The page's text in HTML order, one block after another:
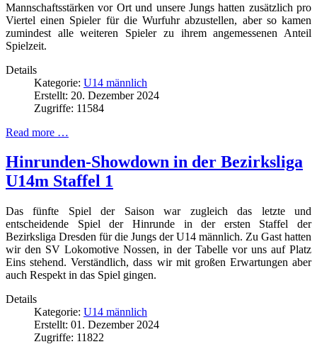
Mannschaftsstärken vor Ort und unsere Jungs hatten zusätzlich pro
Viertel einen Spieler für die Wurfuhr abzustellen, aber so kamen
zumindest alle weiteren Spieler zu ihrem angemessenen Anteil
Spielzeit.
Details
Kategorie: U14 männlich
Erstellt: 20. Dezember 2024
Zugriffe: 11584
Read more …
Hinrunden-Showdown in der Bezirksliga
U14m Staffel 1
Das fünfte Spiel der Saison war zugleich das letzte und
entscheidende Spiel der Hinrunde in der ersten Staffel der
Bezirksliga Dresden für die Jungs der U14 männlich. Zu Gast hatten
wir den SV Lokomotive Nossen, in der Tabelle vor uns auf Platz
Eins stehend. Verständlich, dass wir mit großen Erwartungen aber
auch Respekt in das Spiel gingen.
Details
Kategorie: U14 männlich
Erstellt: 01. Dezember 2024
Zugriffe: 11822